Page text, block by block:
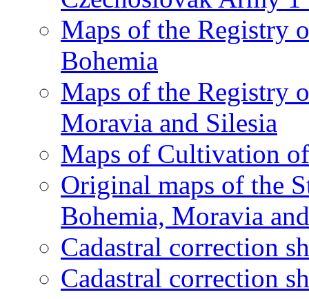
Maps of the Registry
Bohemia
Maps of the Registry
Moravia and Silesia
Maps of Cultivation
Original maps of the
Bohemia, Moravia
Cadastral correction
Cadastral correction